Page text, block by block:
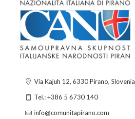
Via Kajuh 12, 6330 Pirano, Slovenia
Tel.: +386 5 6730 140
info@comunitapirano.com